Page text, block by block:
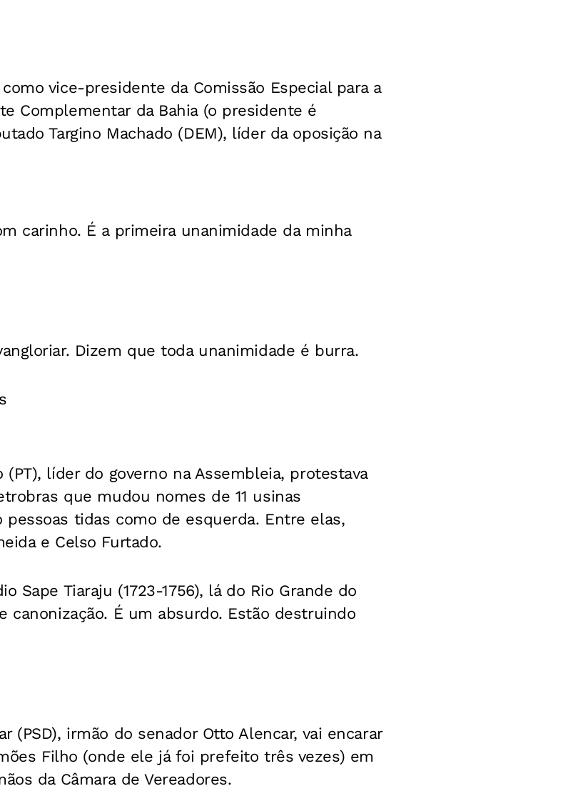
vice-presidente da Comissão Especial para a
Complementar da Bahia (o presidente é
Targino Machado (DEM), líder da oposição na
carinho. É a primeira unanimidade da minha
Dizem que toda unanimidade é burra.
líder do governo na Assembleia, protestava
que mudou nomes de 11 usinas
tidas como de esquerda. Entre elas,
e Celso Furtado.
Sape Tiaraju (1723-1756), lá do Rio Grande do
canonização. É um absurdo. Estão destruindo
(PSD), irmão do senador Otto Alencar, vai encarar
Filho (onde ele já foi prefeito três vezes) em
da Câmara de Vereadores.